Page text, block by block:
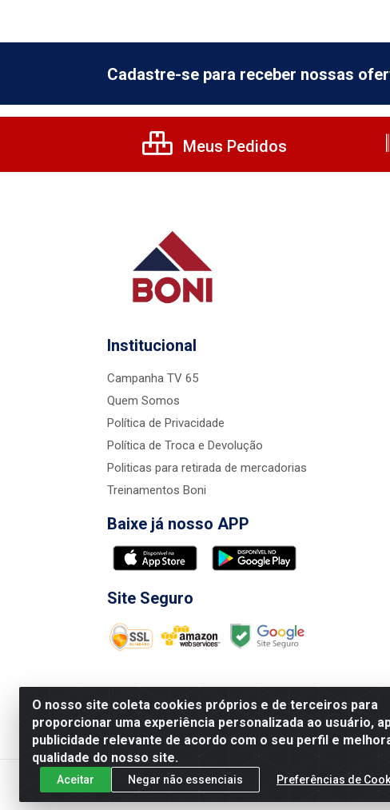
O nosso site coleta cookies próprios e de terceiros para
proporcionar uma experiência personalizada ao usuário,
publicidade relevante de acordo com o seu perfil e
qualidade do nosso site.
Aceitar Negar não essenciais Preferências de
Cadastre-se para receber nossas
Meus Pedidos
Institucional
Campanha TV 65
Quem Somos
Política de Privacidade
Política de Troca e Devolução
Politicas para retirada de mercadorias
Treinamentos Boni
Baixe já nosso APP
Site Seguro
Nova Boni Distribuidora de Material de Construção